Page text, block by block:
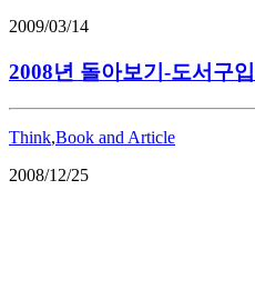
2009/03/14
2008년 돌아보기-도서구입
Think,Book and Article
2008/12/25